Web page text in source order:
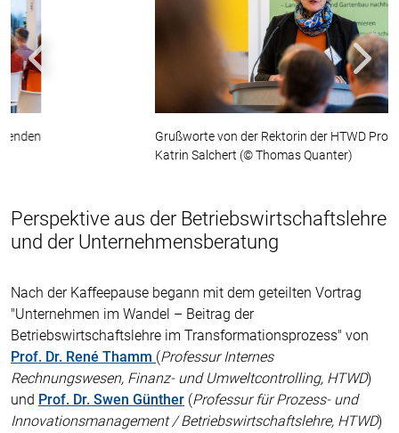
Grußworte von der Rektorin der HTWD Prof. Dr.
Katrin Salchert (© Thomas Quanter)
Zurück Weiter
Perspektive aus der Betriebswirtschaftslehre
und der Unternehmensberatung
Nach der Kaffeepause begann mit dem geteilten Vortrag
"Unternehmen im Wandel – Beitrag der
Betriebswirtschaftslehre im Transformationsprozess" von
Prof. Dr. René Thamm (Professur Internes
Rechnungswesen, Finanz- und Umweltcontrolling, HTWD)
und Prof. Dr. Swen Günther (Professur für Prozess- und
Innovationsmanagement / Betriebswirtschaftslehre, HTWD)